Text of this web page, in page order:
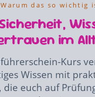
Warum das so wichtig
im
Kurs
Wissen mit
die euch auf